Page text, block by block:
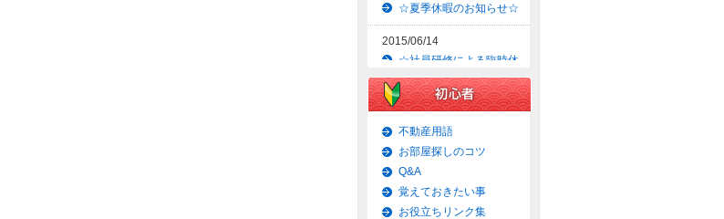
☆夏季休暇のお知らせ☆
2015/06/14
☆社員研修による臨時休
業のお知らせ☆
2015/06/09
☆京都市上京区賃貸お得
な1ＬＤＫマンション☆
2015/06/07
☆京都市左京区賃貸お得
な1Ｋマンション☆
不動産用語
お部屋探しのコツ
Q&A
覚えておきたい事
お役立ちリンク集